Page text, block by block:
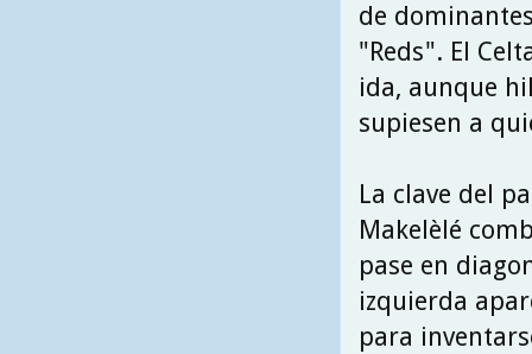
de
"Reds". El
ida, aunque
supiesen a
La clave del
Makelèlé
pase en
izquierda
para